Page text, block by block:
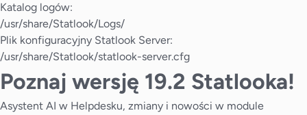
Katalog logów:
/usr/share/Statlook/Logs/
Plik konfiguracyjny Statlook Server:
/usr/share/Statlook/statlook-server.cfg
Poznaj wersję 19.2 Statlooka!
Asystent AI w Helpdesku, zmiany i nowości w module